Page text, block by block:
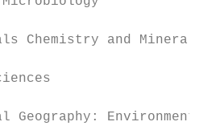
Chemistry and Mineralogy
Geography: Environmental